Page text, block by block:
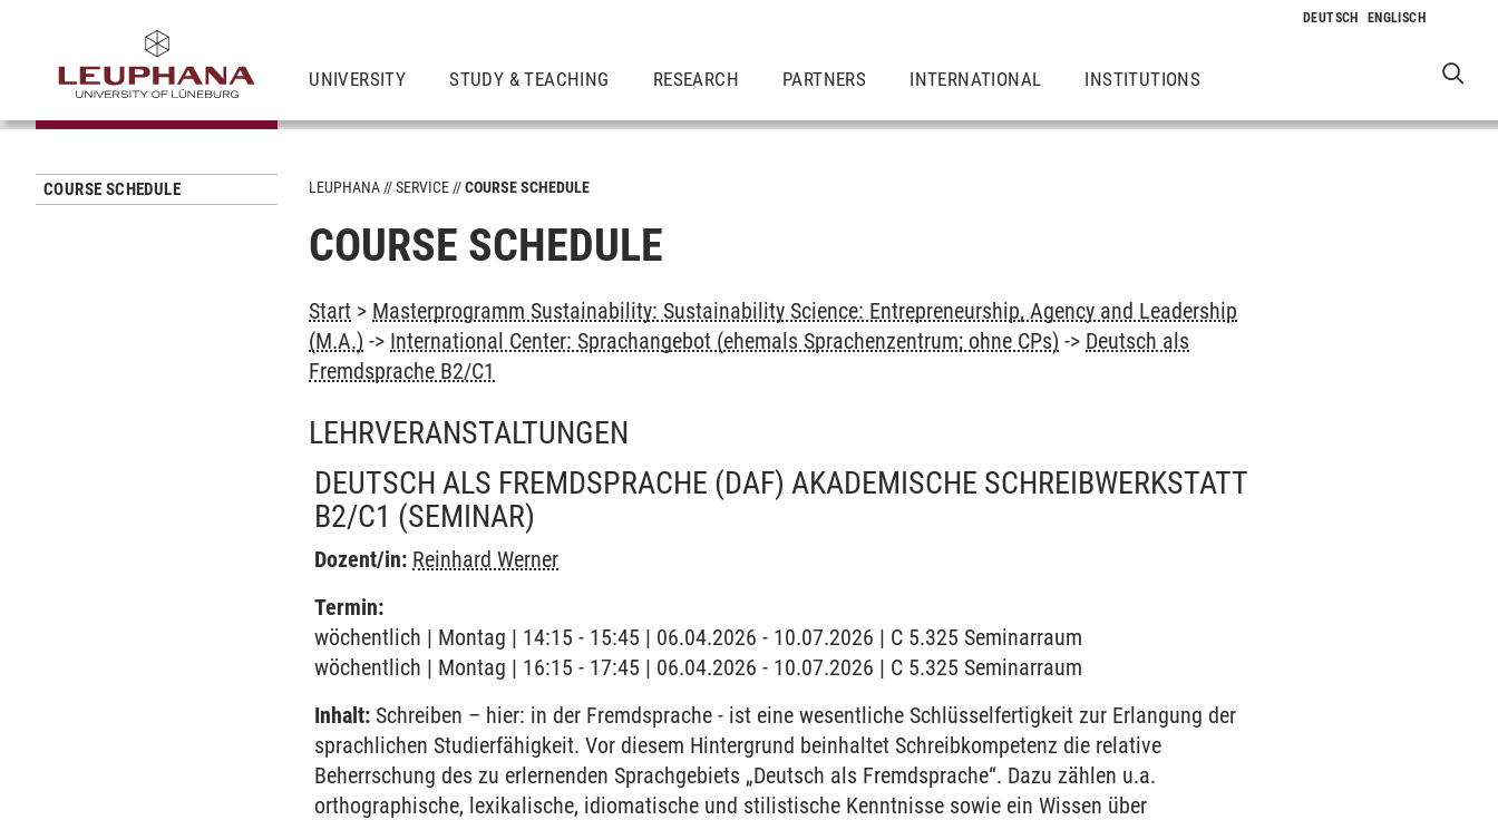
UNIVERSITY STUDY & TEACHING RESEARCH PARTNERS INTERNATIONAL INSTITUTIONS
COURSE SCHEDULE LEUPHANA SERVICE COURSE SCHEDULE
COURSE SCHEDULE
Start > Masterprogramm Sustainability: Sustainability Science: Entrepreneurship, Agency and Leadership
(M.A.) -> International Center: Sprachangebot (ehemals Sprachenzentrum; ohne CPs) -> Deutsch als
Fremdsprache B2/C1
LEHRVERANSTALTUNGEN
DEUTSCH ALS FREMDSPRACHE (DAF) AKADEMISCHE SCHREIBWERKSTATT
B2/C1 (SEMINAR)
Dozent/in: Reinhard Werner
Termin:
wöchentlich | Montag | 14:15 - 15:45 | 06.04.2026 - 10.07.2026 | C 5.325 Seminarraum
wöchentlich | Montag | 16:15 - 17:45 | 06.04.2026 - 10.07.2026 | C 5.325 Seminarraum
Inhalt: Schreiben – hier: in der Fremdsprache - ist eine wesentliche Schlüsselfertigkeit zur Erlangung der
sprachlichen Studierfähigkeit. Vor diesem Hintergrund beinhaltet Schreibkompetenz die relative
Beherrschung des zu erlernenden Sprachgebiets „Deutsch als Fremdsprache“. Dazu zählen u.a.
orthographische, lexikalische, idiomatische und stilistische Kenntnisse sowie ein Wissen über